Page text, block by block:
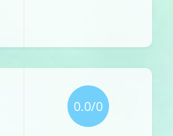
0.0/0